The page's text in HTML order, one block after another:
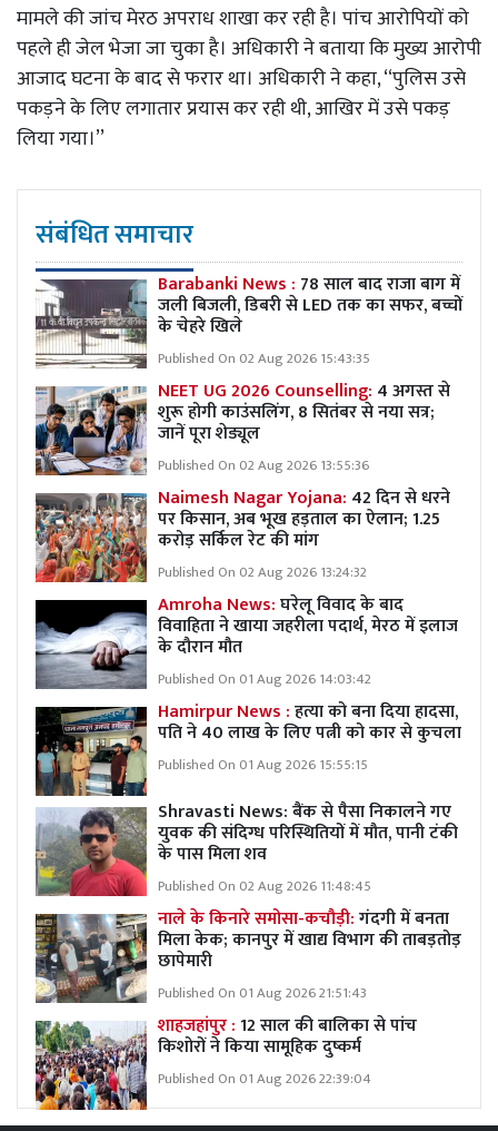
मामले की जांच मेरठ अपराध शाखा कर रही है। पांच आरोपियों को
पहले ही जेल भेजा जा चुका है। अधिकारी ने बताया कि मुख्य आरोपी
आजाद घटना के बाद से फरार था। अधिकारी ने कहा, ‘‘पुलिस उसे
पकड़ने के लिए लगातार प्रयास कर रही थी, आखिर में उसे पकड़
लिया गया।’’
संबंधित समाचार
Barabanki News : 78 साल बाद राजा बाग में
जली बिजली, डिबरी से LED तक का सफर, बच्चों
के चेहरे खिले
Published On 02 Aug 2026 15:43:35
NEET UG 2026 Counselling: 4 अगस्त से
शुरू होगी काउंसलिंग, 8 सितंबर से नया सत्र;
जानें पूरा शेड्यूल
Published On 02 Aug 2026 13:55:36
Naimesh Nagar Yojana: 42 दिन से धरने
पर किसान, अब भूख हड़ताल का ऐलान; 1.25
करोड़ सर्किल रेट की मांग
Published On 02 Aug 2026 13:24:32
Amroha News:घरेलू विवाद के बाद
विवाहिता ने खाया जहरीला पदार्थ, मेरठ में इलाज
के दौरान मौत
Published On 01 Aug 2026 14:03:42
Hamirpur News :हत्या को बना दिया हादसा,
पति ने 40 लाख के लिए पत्नी को कार से कुचला
Published On 01 Aug 2026 15:55:15
Shravasti News: बैंक से पैसा निकालने गए
युवक की संदिग्ध परिस्थितियों में मौत, पानी टंकी
के पास मिला शव
Published On 02 Aug 2026 11:48:45
नाले के किनारे समोसा-कचौड़ी:गंदगी में बनता
मिला केक; कानपुर में खाद्य विभाग की ताबड़तोड़
छापेमारी
Published On 01 Aug 2026 21:51:43
शाहजहांपुर :12 साल की बालिका से पांच
किशोरों ने किया सामूहिक दुष्कर्म
Published On 01 Aug 2026 22:39:04